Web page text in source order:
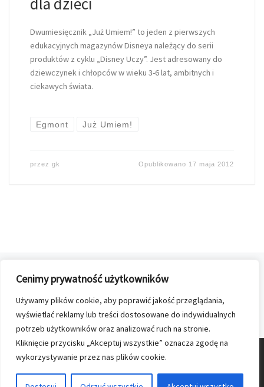
Cenimy prywatność użytkowników
Używamy plików cookie, aby poprawić jakość przeglądania,
wyświetlać reklamy lub treści dostosowane do indywidualnych
potrzeb użytkowników oraz analizować ruch na stronie.
Kliknięcie przycisku „Akceptuj wszystkie” oznacza zgodę na
wykorzystywanie przez nas plików cookie.
Dwumiesięcznik „Już Umiem!” to jeden z pierwszych
edukacyjnych magazynów Disneya należący do serii
produktów z cyklu „Disney Uczy”. Jest adresowany do
dziewczynek i chłopców w wieku 3-6 lat, ambitnych i
ciekawych świata.
Egmont Już Umiem!
przez gk Opublikowano 17 maja 2012
Nawigacja postów
1 2
STARSZY POST
© 2026 Nasz Kolporter – Wszelkie prawa zastrzezone